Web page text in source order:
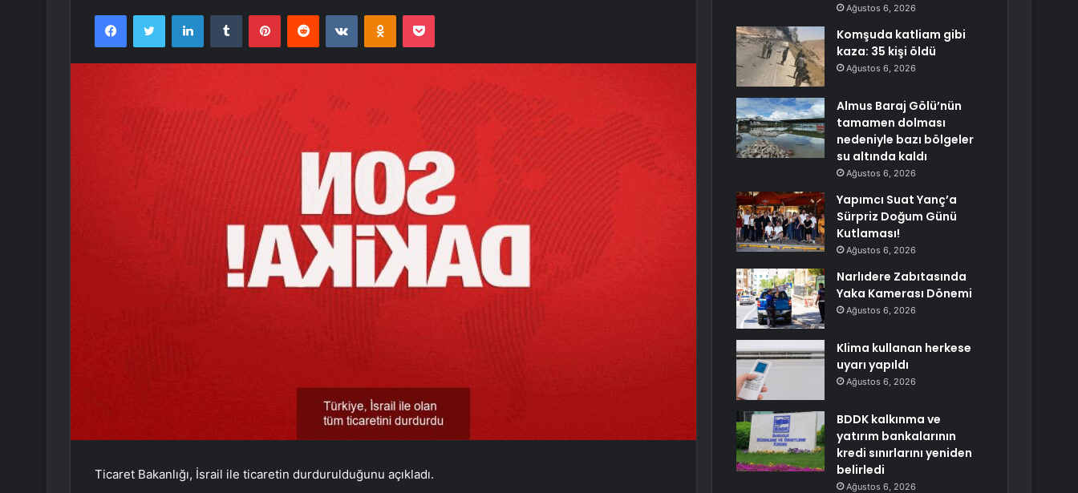
FacebookTwitter LinkedInTumblr PinterestReddit VKontakteOdnoklassniki
Pocket
Ticaret Bakanlığı, İsrail ile ticaretin durdurulduğunu açıkladı.
Ağustos 6, 2026
Komşuda katliam gibi
kaza: 35 kişi öldü
Ağustos 6, 2026
Almus Baraj Gölü’nün
tamamen dolması
nedeniyle bazı bölgeler
su altında kaldı
Ağustos 6, 2026
Yapımcı Suat Yanç’a
Sürpriz Doğum Günü
Kutlaması!
Ağustos 6, 2026
Narlıdere Zabıtasında
Yaka Kamerası Dönemi
Ağustos 6, 2026
Klima kullanan herkese
uyarı yapıldı
Ağustos 6, 2026
BDDK kalkınma ve
yatırım bankalarının
kredi sınırlarını yeniden
belirledi
Ağustos 6, 2026